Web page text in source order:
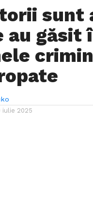
sunt
au găsit
iulie 2025